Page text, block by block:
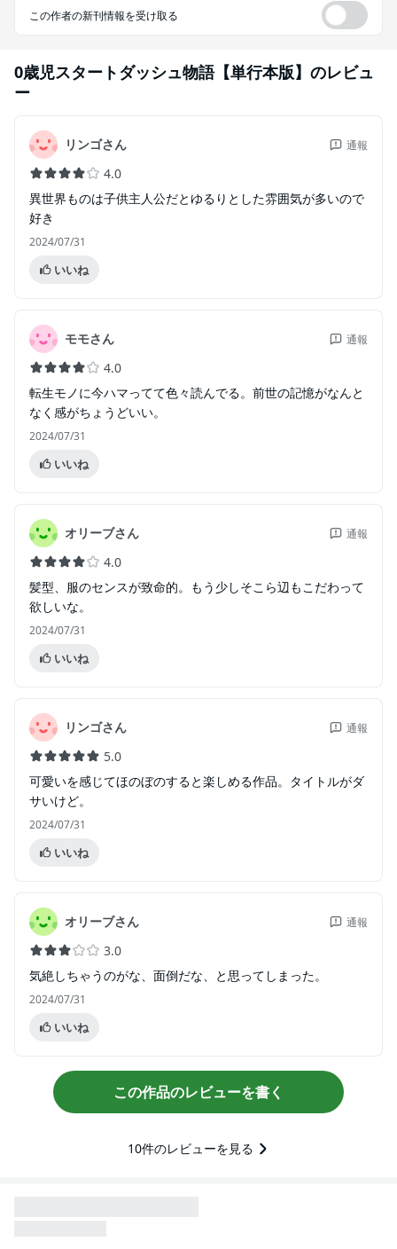
この作者の新刊情報を受け取る
0歳児スタートダッシュ物語【単行本版】 のレビュ
ー
リンゴさん 通報
4.0
異世界ものは子供主人公だとゆるりとした雰囲気が多いので
好き
2024/07/31
いいね
モモさん 通報
4.0
転生モノに今ハマってて色々読んでる。前世の記憶がなんと
なく感がちょうどいい。
2024/07/31
いいね
オリーブさん 通報
4.0
髪型、服のセンスが致命的。もう少しそこら辺もこだわって
欲しいな。
2024/07/31
いいね
リンゴさん 通報
5.0
可愛いを感じてほのぼのすると楽しめる作品。タイトルがダ
サいけど。
2024/07/31
いいね
オリーブさん 通報
3.0
気絶しちゃうのがな、面倒だな、と思ってしまった。
2024/07/31
いいね
この作品のレビューを書く
10件のレビューを見る